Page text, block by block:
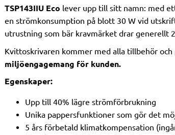
TSP143IIU Eco lever upp till sitt namn: med
en strömkonsumption på blott 30 W vid
utrustning som bär kravmärket drar generellt
Kvittoskrivaren kommer med alla tillbehör och
miljöengagemang för kunden.
Egenskaper:
Upp till 40% lägre strömförbrukning
Unika pappersfunktioner som gör det
5 års förbetald klimatkompensation